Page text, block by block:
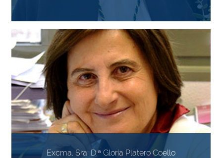
Excma. Sra. D.ª Gloria Platero Coello